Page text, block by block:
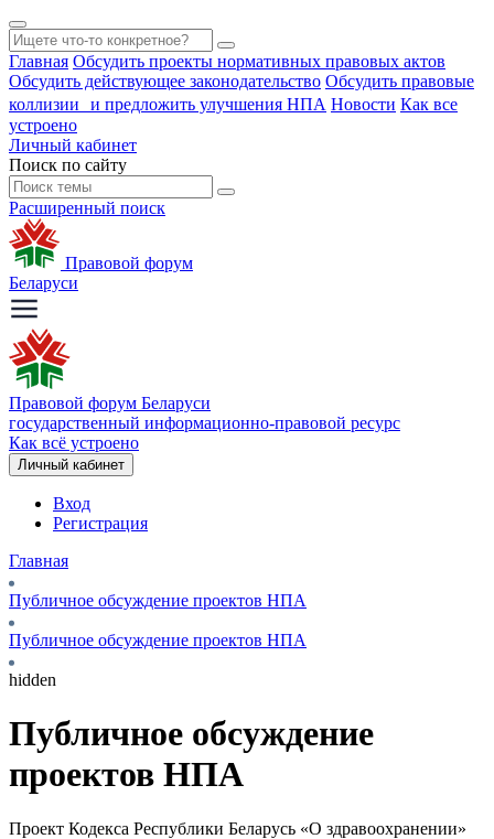
Главная Обсудить проекты нормативных правовых актов
Обсудить действующее законодательство Обсудить правовые
коллизии и предложить улучшения НПА Новости Как все
устроено
Личный кабинет
Поиск по сайту
Расширенный поиск
Правовой форум
Беларуси
Правовой форум Беларуси
государственный информационно-правовой ресурс
Как всё устроено
Личный кабинет
Вход
Регистрация
Главная
Публичное обсуждение проектов НПА
Публичное обсуждение проектов НПА
hidden
Публичное обсуждение
проектов НПА
Проект Кодекса Республики Беларусь «О здравоохранении»